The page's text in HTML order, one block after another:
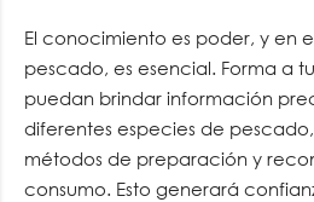
El conocimiento es poder, y en
pescado, es esencial. Forma a
puedan brindar información
diferentes especies de
métodos de preparación y
consumo. Esto generará